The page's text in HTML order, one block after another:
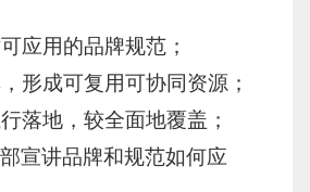
应用的品牌规范；
形成可复用可协同资源；
落地，较全面地覆盖；
宣讲品牌和规范如何应